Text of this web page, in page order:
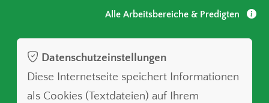
Alle Arbeitsbereiche & Predigten
Datenschutzeinstellungen
Diese Internetseite speichert Informationen
als Cookies (Textdateien) auf Ihrem